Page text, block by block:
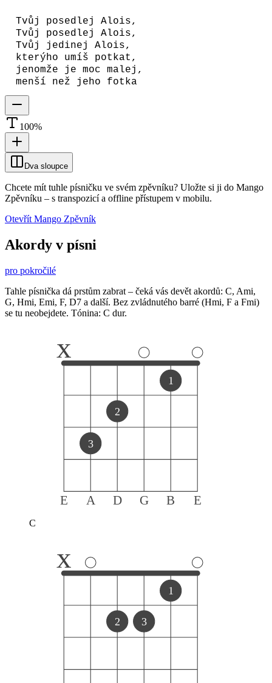
Tvůj posedlej Alois,
Tvůj posedlej Alois,
Tvůj jedinej Alois,
kterýho umíš potkat,
jenomže je moc malej,
menší než jeho fotka
100%
Dva sloupce
Chcete mít tuhle písničku ve svém zpěvníku? Uložte si ji do Mango
Zpěvníku – s transpozicí a offline přístupem v mobilu.
Otevřít Mango Zpěvník
Akordy v písni
pro pokročilé
Tahle písnička dá prstům zabrat – čeká vás devět akordů: C, Ami,
G, Hmi, Emi, F, D7 a další. Bez zvládnutého barré (Hmi, F a Fmi)
se tu neobejdete. Tónina: C dur.
E A D G B E
x
3
2
1
C
x
2 3
1